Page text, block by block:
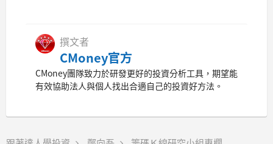
撰文者
CMoney官方
CMoney團隊致力於研發更好的投資分析工具，期望能
有效協助法人與個人找出合適自己的投資好方法。